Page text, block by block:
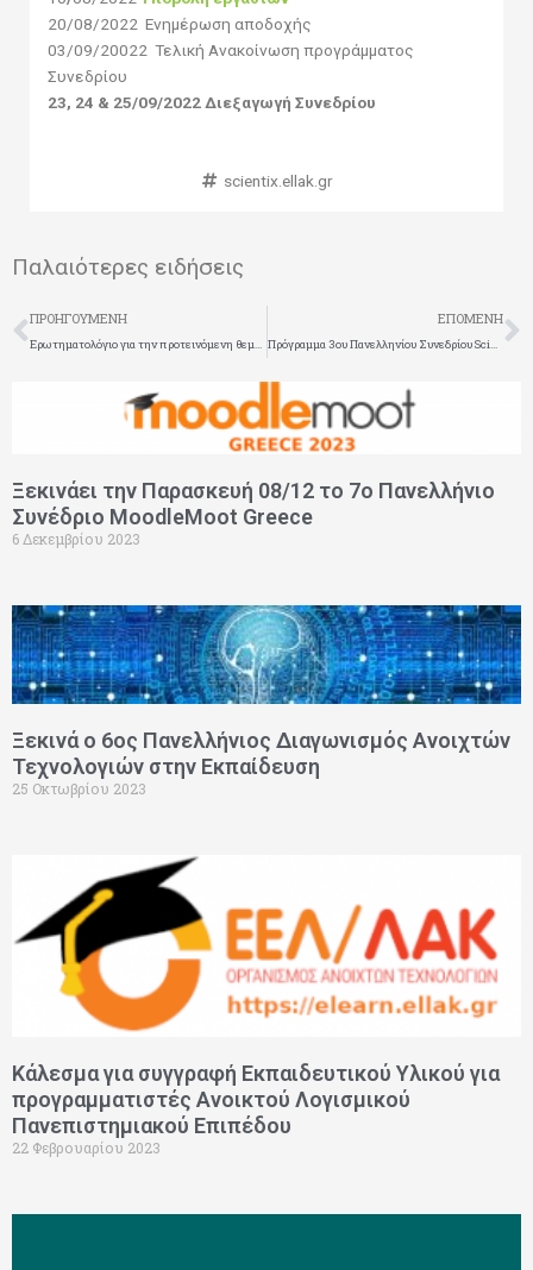
20/08/2022 Ενημέρωση αποδοχής
03/09/20022 Τελική Ανακοίνωση προγράμματος
Συνεδρίου
23, 24 & 25/09/2022 Διεξαγωγή Συνεδρίου
scientix.ellak.gr
Παλαιότερες ειδήσεις
Prev
ΠΡΟΗΓΟΎΜΕΝΗ
Ερωτηματολόγιο για την προτεινόμενη θεματική του 5ου Πανελλήνιου Διαγωνισμού Ανοιχτών Τεχνολογιών στην Εκπαίδευση: ΠΡΑΣΙΝΗ ΟΙΚΟΝΟΜΙΑ ΚΑΙ ΑΝΑΠΤΥΞΗ
ΕΠΌΜΕΝΗ
Πρόγραμμα 3ου Πανελληνίου Συνεδρίου Scientix για την εκπαίδευση STEM
Ξεκινάει την Παρασκευή 08/12 το 7ο Πανελλήνιο
Συνέδριο MoodleMoot Greece
6 Δεκεμβρίου 2023
Ξεκινά ο 6ος Πανελλήνιος Διαγωνισμός Ανοιχτών
Τεχνολογιών στην Εκπαίδευση
25 Οκτωβρίου 2023
Κάλεσμα για συγγραφή Εκπαιδευτικού Υλικού για
προγραμματιστές Ανοικτού Λογισμικού
Πανεπιστημιακού Επιπέδου
22 Φεβρουαρίου 2023